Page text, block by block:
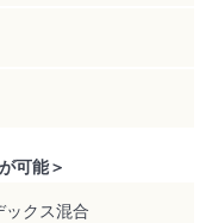
可能＞
ックス混合